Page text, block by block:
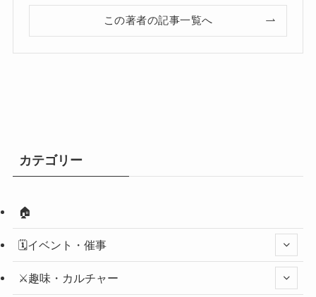
この著者の記事一覧へ
カテゴリー
🏠
🗓️イベント・催事
⚔️趣味・カルチャー